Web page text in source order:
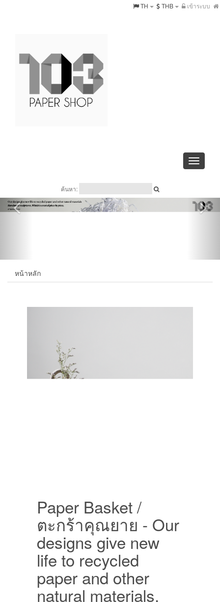
เข้าระบบ
THB
TH
Toggle
ค้นหา:
หน้าหลัก
Paper Basket /
ตะกร้าคุณยาย - Our
designs give new
life to recycled
paper and other
natural materials,